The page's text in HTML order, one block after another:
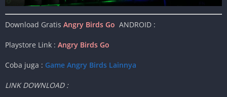
Download Gratis Angry Birds Go ANDROID :
Playstore Link : Angry Birds Go
Coba juga : Game Angry Birds Lainnya
LINK DOWNLOAD :